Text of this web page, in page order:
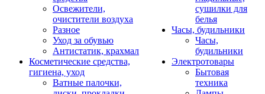
Освежители,
очистители воздуха
Разное
Уход за обувью
Антистатик, крахмал
Косметические средства,
гигиена, уход
Ватные палочки,
сушилки для
белья
Часы, будильники
Часы,
будильники
Электротовары
Бытовая
техника